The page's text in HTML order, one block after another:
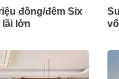
đồng/đêm Six
lãi lớn